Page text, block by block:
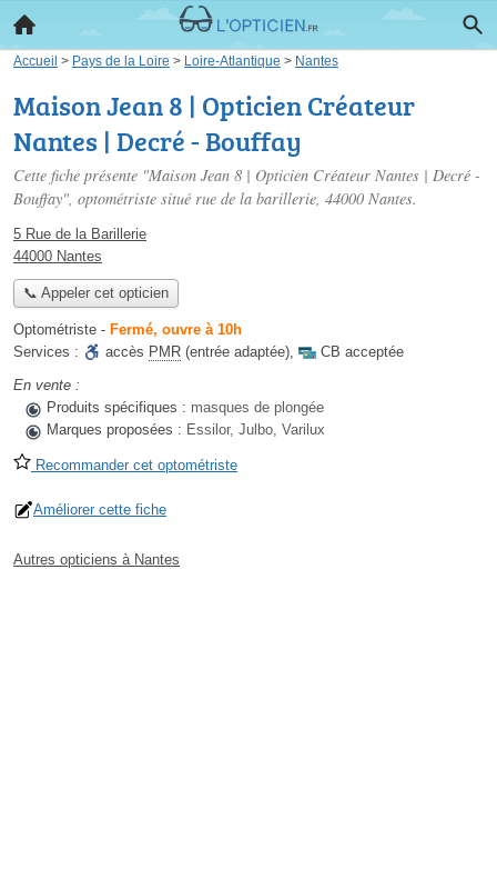
Accueil > Pays de la Loire > Loire-Atlantique > Nantes
Maison Jean 8 | Opticien Créateur
Nantes | Decré - Bouffay
Cette fiche présente "Maison Jean 8 | Opticien Créateur Nantes | Decré -
Bouffay", optométriste situé rue de la barillerie, 44000 Nantes.
5 Rue de la Barillerie
44000 Nantes
📞 Appeler cet opticien
Optométriste - Fermé, ouvre à 10h
Services :
accès PMR (entrée adaptée),
CB acceptée
En vente :
Produits spécifiques : masques de plongée
Marques proposées : Essilor, Julbo, Varilux
Recommander cet optométriste
Améliorer cette fiche
Autres opticiens à Nantes